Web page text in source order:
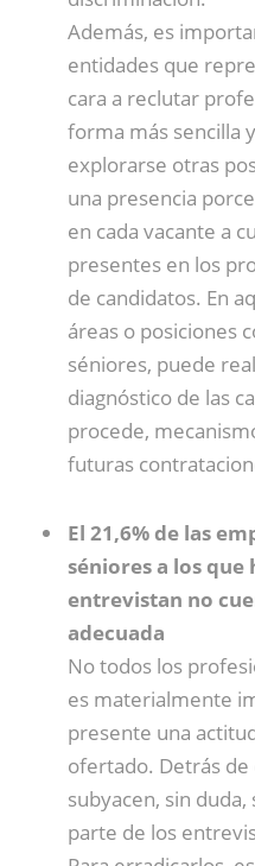
Además, es
entidades que
cara a reclutar
forma más sencilla
explorarse otras
una presencia
en cada vacante a
presentes en los
de candidatos. En
áreas o posiciones
séniores, puede
diagnóstico de las
procede,
futuras
El 21,6% de las
séniores a los
entrevistan no
adecuada
No todos los
es materialmente
presente una
ofertado. Detrás
subyacen, sin
parte de los